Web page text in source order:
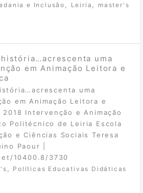
e Inclusão , Leiria , master's
história…acrescenta uma
em Animação Leitora e
uma
em Animação Leitora e
Intervenção e Animação
Politécnico de Leiria Escola
e Ciências Sociais Teresa
Paour |
10400.8/3730
Políticas Educativas Didáticas